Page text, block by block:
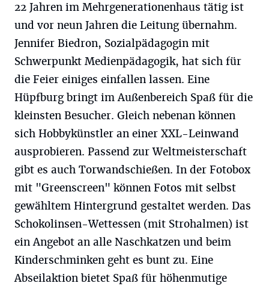
22 Jahren im Mehrgenerationenhaus tätig ist
und vor neun Jahren die Leitung übernahm.
Jennifer Biedron, Sozialpädagogin mit
Schwerpunkt Medienpädagogik, hat sich für
die Feier einiges einfallen lassen. Eine
Hüpfburg bringt im Außenbereich Spaß für die
kleinsten Besucher. Gleich nebenan können
sich Hobbykünstler an einer XXL-Leinwand
ausprobieren. Passend zur Weltmeisterschaft
gibt es auch Torwandschießen. In der Fotobox
mit "Greenscreen" können Fotos mit selbst
gewähltem Hintergrund gestaltet werden. Das
Schokolinsen-Wettessen (mit Strohalmen) ist
ein Angebot an alle Naschkatzen und beim
Kinderschminken geht es bunt zu. Eine
Abseilaktion bietet Spaß für höhenmutige